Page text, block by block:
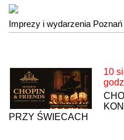
Imprezy i wydarzenia
10
PRZY ŚWIECACH